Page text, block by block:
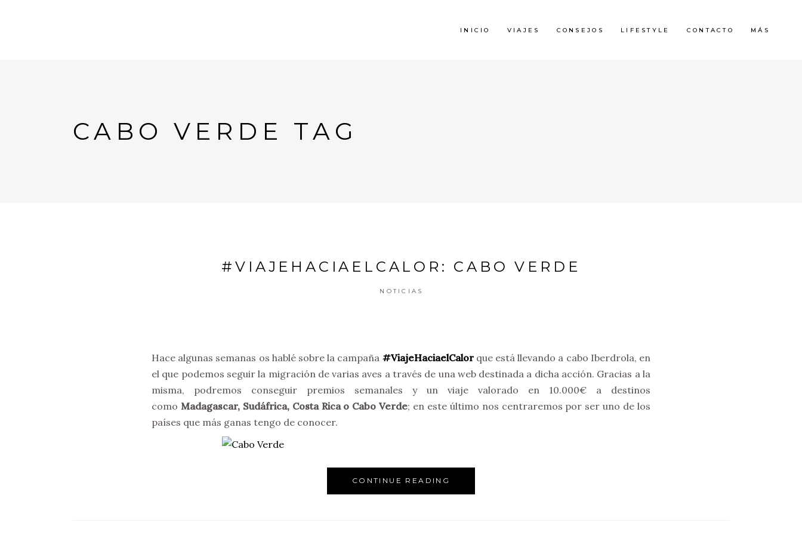
INICIO VIAJES CONSEJOS LIFESTYLE CONTACTO MÁS
CABO VERDE TAG
#VIAJEHACIAELCALOR: CABO VERDE
NOTICIAS
Hace algunas semanas os hablé sobre la campaña #ViajeHaciaelCalor que está llevando a cabo Iberdrola, en
el que podemos seguir la migración de varias aves a través de una web destinada a dicha acción. Gracias a la
misma, podremos conseguir premios semanales y un viaje valorado en 10.000€ a destinos
como Madagascar, Sudáfrica, Costa Rica o Cabo Verde; en este último nos centraremos por ser uno de los
países que más ganas tengo de conocer.
CONTINUE READING